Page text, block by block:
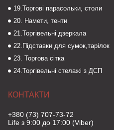
19.Торгові парасольки, столи
20. Намети, тенти
21.Торгівельні дзеркала
22.Підставки для сумок,тарілок
23. Торгова сітка
24.Торгівельні стелажі з ДСП
+380 (73) 707-73-72
Life з 9:00 до 17:00 (Viber)